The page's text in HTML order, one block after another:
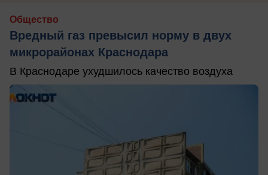
Общество
Вредный газ превысил норму в двух
микрорайонах Краснодара
В Краснодаре ухудшилось качество воздуха